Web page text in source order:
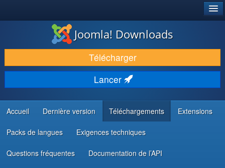
TÉLÉCHARGER & ENRICHIR
DÉCOUVRIR & APPRENDRE
COMMUNAUTÉ & SUPPORT
RESSOURCES DÉVELOPPEURS
Joomla! Downloads
Télécharger
Lancer
Accueil Dernière version Téléchargements Extensions
Packs de langues Exigences techniques
Questions fréquentes Documentation de l’API